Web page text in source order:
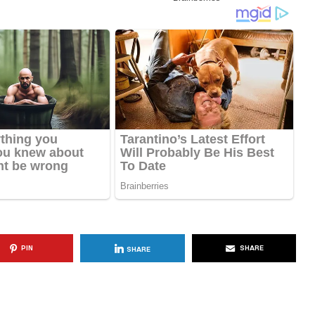
PIN SHARE SHARE
që
e
2025
KËSHILLA & IDE
Si të Kujdeseni për Freskinë e
Vajit të Ullirit Gjatë Ditëve të
Nxehta
AGROWEB 7 QERSHOR, 2025